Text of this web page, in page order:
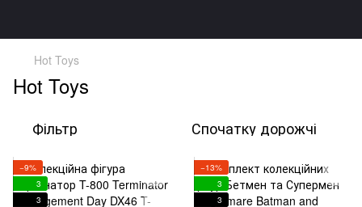
Hot Toys
Hot Toys
Фільтр Спочатку дорожчі
−9%
3
3
−13%
3
3